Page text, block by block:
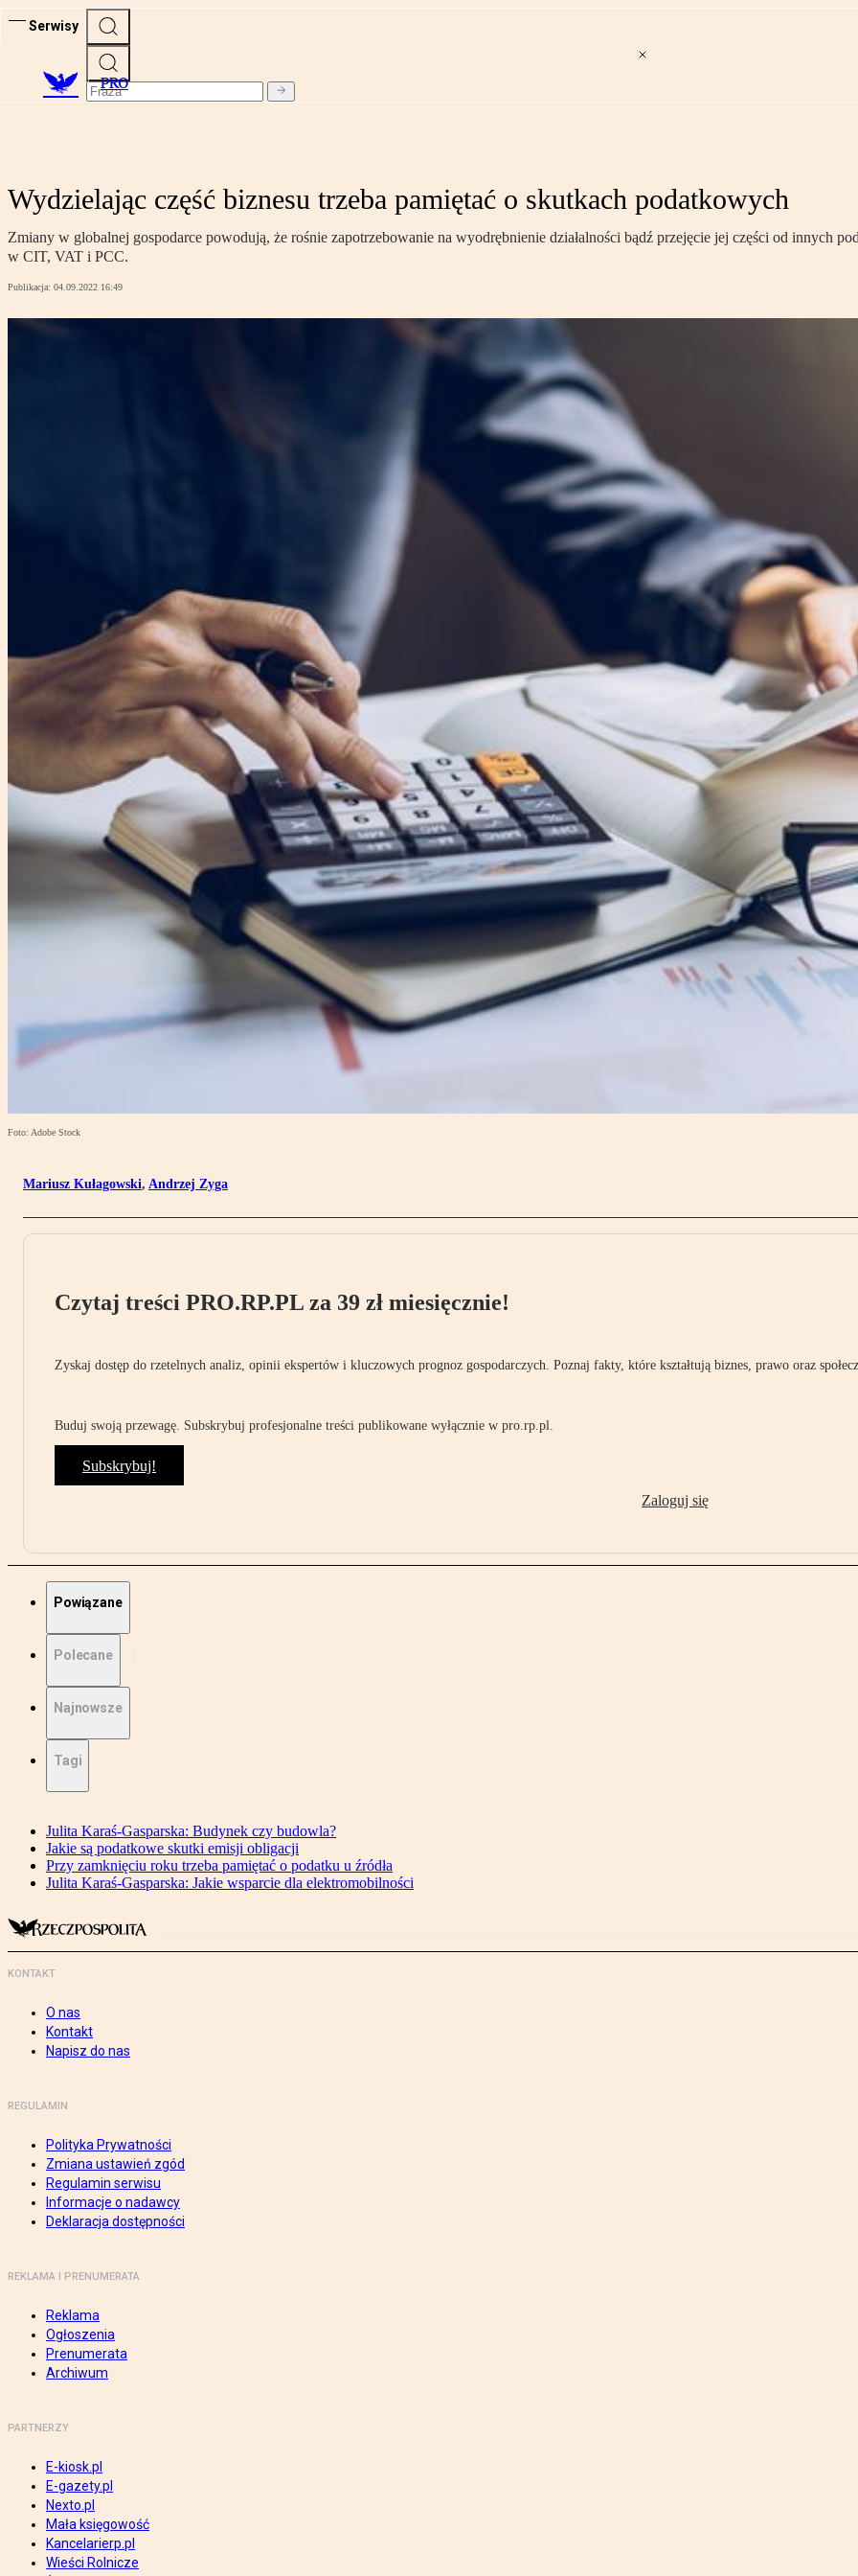
Serwisy
PRO
Wydzielając część biznesu trzeba pamiętać o skutkach podatkowych
Zmiany w globalnej gospodarce powodują, że rośnie zapotrzebowanie na wyodrębnienie działalności bądź przejęcie jej części od innych
w CIT, VAT i PCC.
Publikacja: 04.09.2022 16:49
Foto: Adobe Stock
Mariusz Kułagowski, Andrzej Zyga
Czytaj treści PRO.RP.PL za 39 zł miesięcznie!
Zyskaj dostęp do rzetelnych analiz, opinii ekspertów i kluczowych prognoz gospodarczych. Poznaj fakty, które kształtują biznes, prawo oraz
Buduj swoją przewagę. Subskrybuj profesjonalne treści publikowane wyłącznie w pro.rp.pl.
Subskrybuj!
Zaloguj się
Powiązane
Polecane
Najnowsze
Tagi
Julita Karaś-Gasparska: Budynek czy budowla?
Jakie są podatkowe skutki emisji obligacji
Przy zamknięciu roku trzeba pamiętać o podatku u źródła
Julita Karaś-Gasparska: Jakie wsparcie dla elektromobilności
KONTAKT
O nas
Kontakt
Napisz do nas
REGULAMIN
Polityka Prywatności
Zmiana ustawień zgód
Regulamin serwisu
Informacje o nadawcy
Deklaracja dostępności
REKLAMA I PRENUMERATA
Reklama
Ogłoszenia
Prenumerata
Archiwum
PARTNERZY
E-kiosk.pl
E-gazety.pl
Nexto.pl
Mała księgowość
Kancelarierp.pl
Wieści Rolnicze